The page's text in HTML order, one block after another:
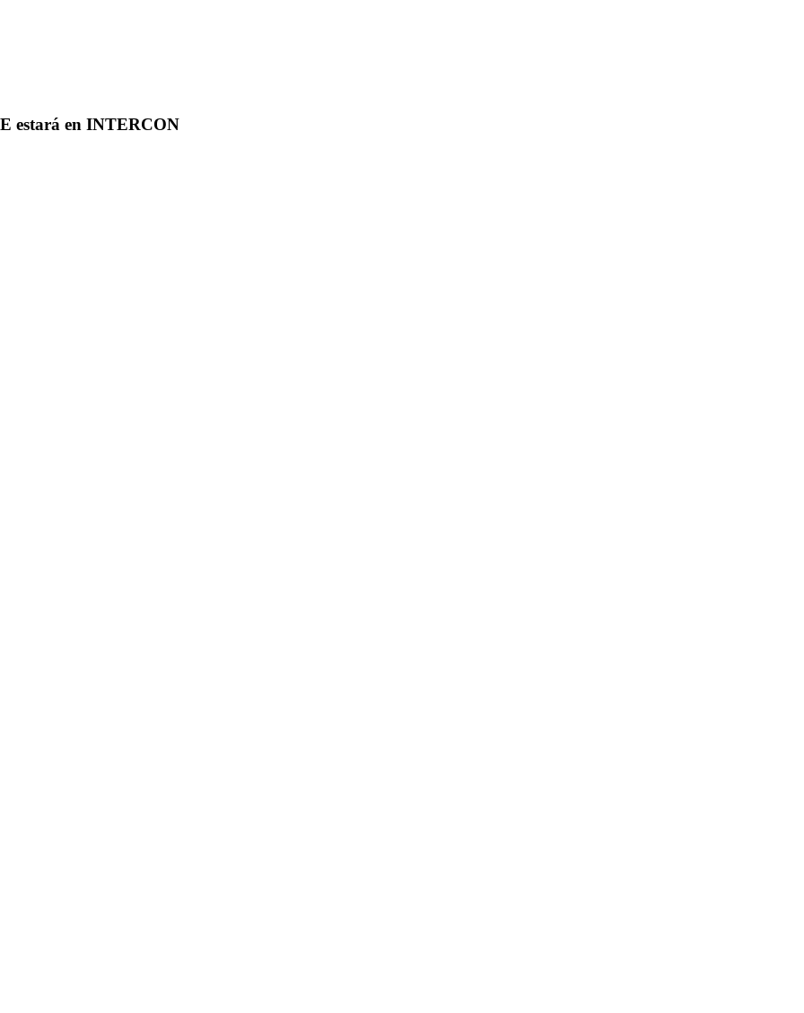
estará en INTERCON